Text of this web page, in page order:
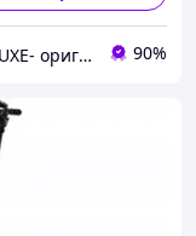
Giga.LUXE- оригинальная техника 90%